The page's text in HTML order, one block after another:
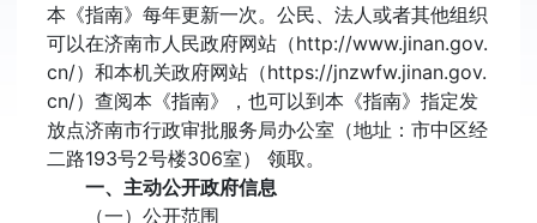
本《指南》每年更新一次。公民、法人或者其他组织
可以在济南市人民政府网站（http://www.jinan.gov.
cn/）和本机关政府网站（https://jnzwfw.jinan.gov.
cn/）查阅本《指南》，也可以到本《指南》指定发
放点济南市行政审批服务局办公室（地址：市中区经
二路193号2号楼306室） 领取。
一、主动公开政府信息
（一）公开范围